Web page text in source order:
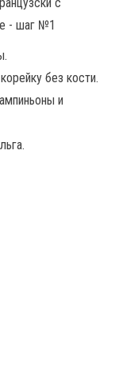
без кости.
и